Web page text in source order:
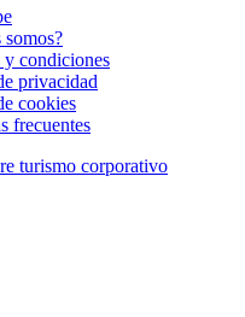
somos?
y condiciones
privacidad
cookies
frecuentes